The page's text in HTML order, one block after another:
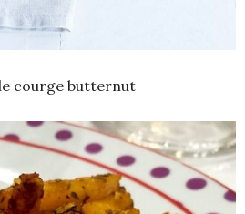
courge butternut